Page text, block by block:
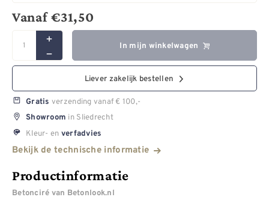
Vanaf€31,50
In mijn winkelwagen
Liever zakelijk bestellen
Gratis verzending vanaf € 100,-
Showroom in Sliedrecht
Kleur- en verfadvies
Bekijk de technische informatie
Productinformatie
Betonciré van Betonlook.nl